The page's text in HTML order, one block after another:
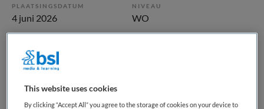
PLAATSINGSDATUM
4 juni 2026
NIVEAU
WO
Senior
Vacature niet beschikbaar
This website uses cookies
By clicking “Accept All” you agree to the storage of cookies on your device to